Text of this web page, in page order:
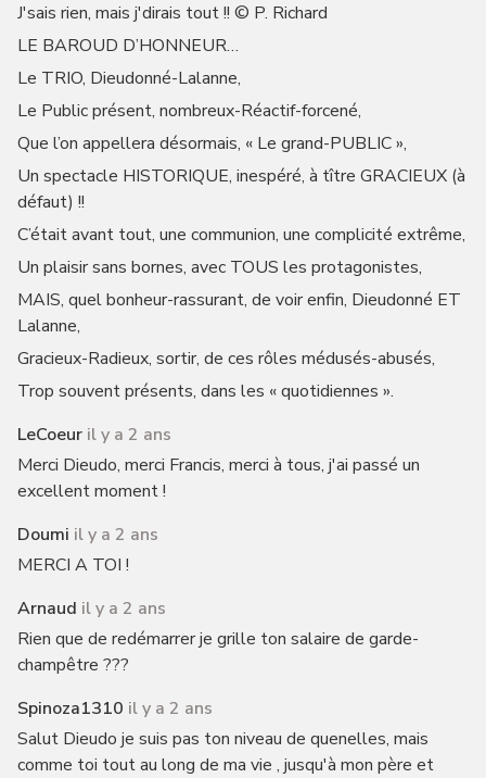
J'sais rien, mais j'dirais tout !! © P. Richard
LE BAROUD D’HONNEUR…
Le TRIO, Dieudonné-Lalanne,
Le Public présent, nombreux-Réactif-forcené,
Que l’on appellera désormais, « Le grand-PUBLIC »,
Un spectacle HISTORIQUE, inespéré, à tître GRACIEUX (à
défaut) !!
C’était avant tout, une communion, une complicité extrême,
Un plaisir sans bornes, avec TOUS les protagonistes,
MAIS, quel bonheur-rassurant, de voir enfin, Dieudonné ET
Lalanne,
Gracieux-Radieux, sortir, de ces rôles médusés-abusés,
Trop souvent présents, dans les « quotidiennes ».
LeCoeur il y a 2 ans
Merci Dieudo, merci Francis, merci à tous, j'ai passé un
excellent moment !
Doumi il y a 2 ans
MERCI A TOI !
Arnaud il y a 2 ans
Rien que de redémarrer je grille ton salaire de garde-
champêtre ???
Spinoza1310 il y a 2 ans
Salut Dieudo je suis pas ton niveau de quenelles, mais
comme toi tout au long de ma vie , jusqu'à mon père et